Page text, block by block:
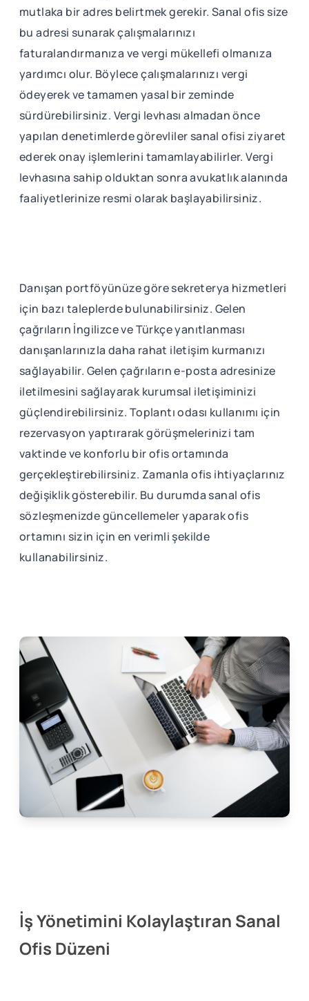
mutlaka bir adres belirtmek gerekir. Sanal ofis size
bu adresi sunarak çalışmalarınızı
faturalandırmanıza ve vergi mükellefi olmanıza
yardımcı olur. Böylece çalışmalarınızı vergi
ödeyerek ve tamamen yasal bir zeminde
sürdürebilirsiniz. Vergi levhası almadan önce
yapılan denetimlerde görevliler sanal ofisi ziyaret
ederek onay işlemlerini tamamlayabilirler. Vergi
levhasına sahip olduktan sonra avukatlık alanında
faaliyetlerinize resmi olarak başlayabilirsiniz.
Danışan portföyünüze göre sekreterya hizmetleri
için bazı taleplerde bulunabilirsiniz. Gelen
çağrıların İngilizce ve Türkçe yanıtlanması
danışanlarınızla daha rahat iletişim kurmanızı
sağlayabilir. Gelen çağrıların e-posta adresinize
iletilmesini sağlayarak kurumsal iletişiminizi
güçlendirebilirsiniz. Toplantı odası kullanımı için
rezervasyon yaptırarak görüşmelerinizi tam
vaktinde ve konforlu bir ofis ortamında
gerçekleştirebilirsiniz. Zamanla ofis ihtiyaçlarınız
değişiklik gösterebilir. Bu durumda sanal ofis
sözleşmenizde güncellemeler yaparak ofis
ortamını sizin için en verimli şekilde
kullanabilirsiniz.
İş Yönetimini Kolaylaştıran Sanal
Ofis Düzeni